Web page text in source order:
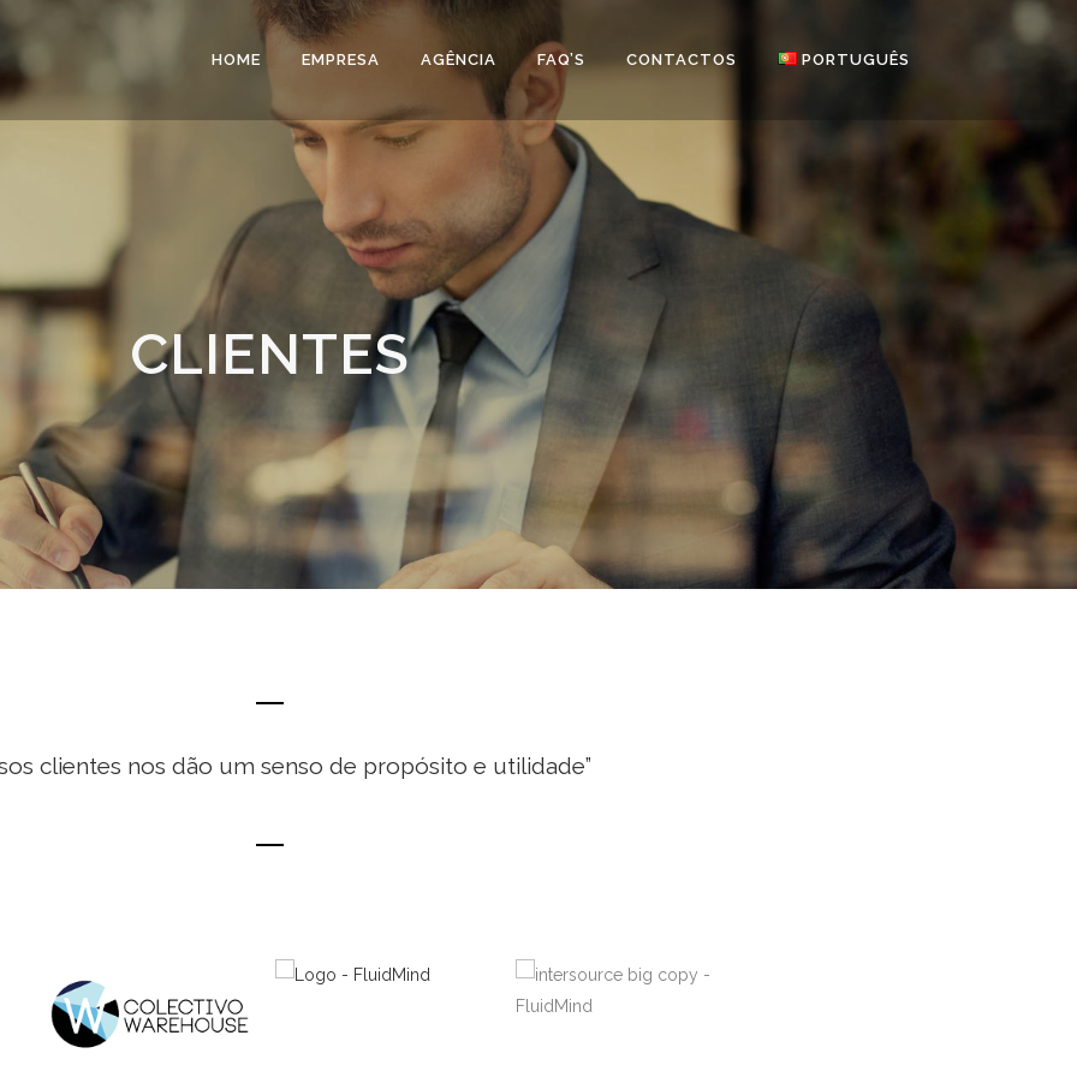
HOME EMPRESA AGÊNCIA FAQ’S CONTACTOS PORTUGUÊS
CLIENTES
clientes nos dão um senso de propósito e utilidade”